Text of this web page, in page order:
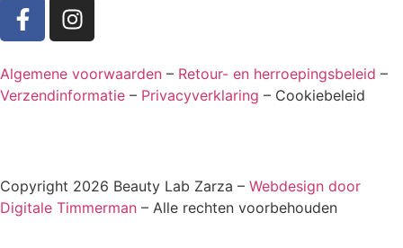
Algemene voorwaarden – Retour- en herroepingsbeleid –
Verzendinformatie – Privacyverklaring – Cookiebeleid
Copyright 2026 Beauty Lab Zarza – Webdesign door
Digitale Timmerman – Alle rechten voorbehouden